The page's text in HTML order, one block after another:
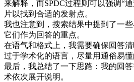
来解释，而SPDC过程则可以强调“
片以找到合适的发射点。
我也注意到，搜索结果中提到了一
它们作为回答的重点。
在语气和格式上，我需要确保回答
过于学术化的语言，尽量用通俗易
最后，我总结了一下思路：我的回
术依次展开说明。